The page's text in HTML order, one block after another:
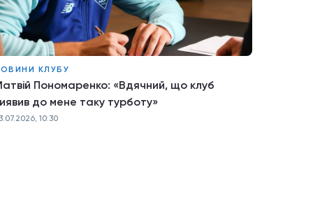
КЛУБУ
Пономаренко: «Вдячний, що клуб
до мене таку турботу»
10:30